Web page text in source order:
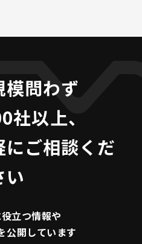
問わず
以上、
にご相談くだ
い
立つ情報や
公開しています